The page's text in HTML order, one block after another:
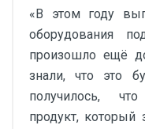
«В этом году
оборудования
произошло ещё
знали, что это
получилось,
продукт, который